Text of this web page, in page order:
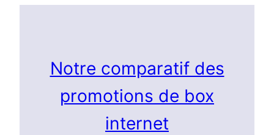
Notre comparatif des
promotions de box
internet